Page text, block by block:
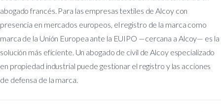
abogado francés. Para las empresas textiles de Alcoy con
presencia en mercados europeos, el registro de la marca como
marca de la Unión Europea ante la EUIPO —cercana a Alcoy— es la
solución más eficiente. Un abogado de civil de Alcoy especializado
en propiedad industrial puede gestionar el registro y las acciones
de defensa de la marca.